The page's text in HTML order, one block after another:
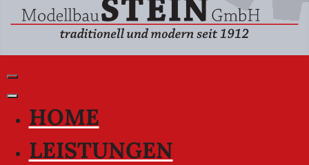
HOME
LEISTUNGEN